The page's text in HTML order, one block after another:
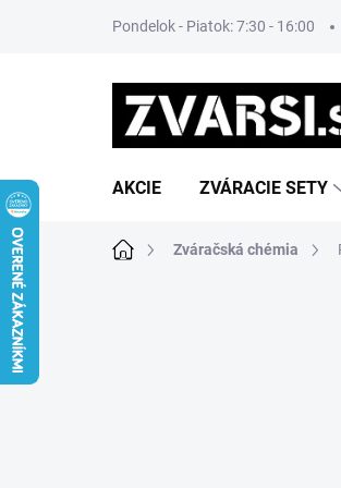
Pondelok - Piatok: 7:30 - 16:00
AKCIE ZVÁRACIE SETY
DomovZváračská chémia